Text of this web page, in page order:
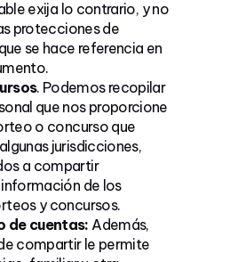
exija lo contrario, y no
protecciones de
se hace referencia en
. Podemos recopilar
que nos proporcione
o concurso que
jurisdicciones,
a compartir
de los
y concursos.
de cuentas: Además,
compartir le permite